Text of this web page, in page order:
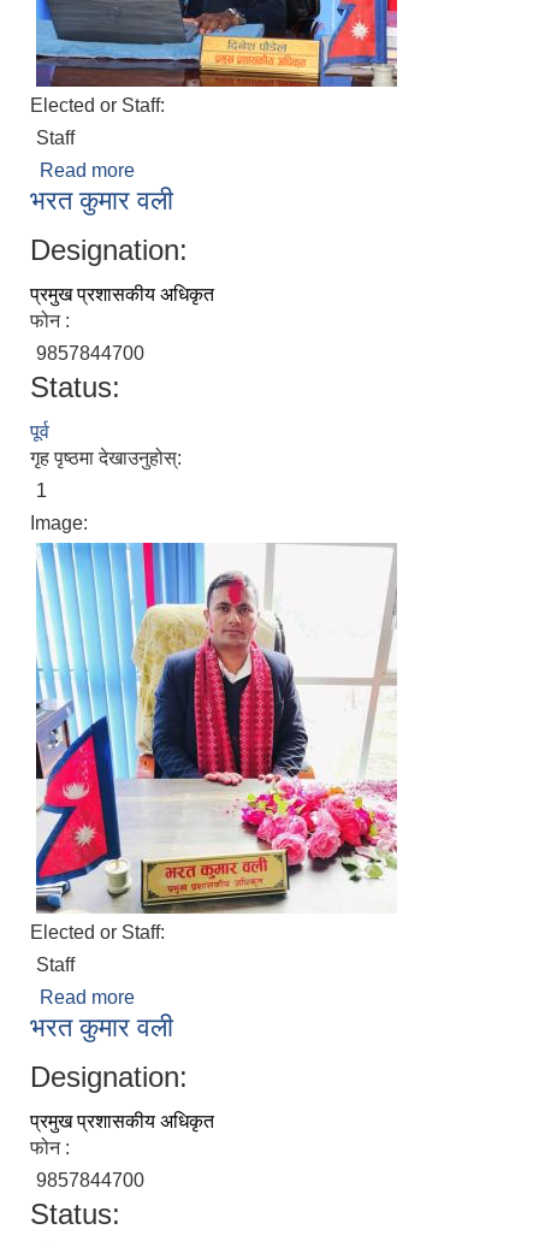
Elected or Staff:
Staff
Read more
भरत कुमार वली
Designation:
प्रमुख प्रशासकीय अधिकृत
फोन :
9857844700
Status:
पूर्व
गृह पृष्ठमा देखाउनुहोस्:
1
Image:
Elected or Staff:
Staff
Read more
भरत कुमार वली
Designation:
प्रमुख प्रशासकीय अधिकृत
फोन :
9857844700
Status: